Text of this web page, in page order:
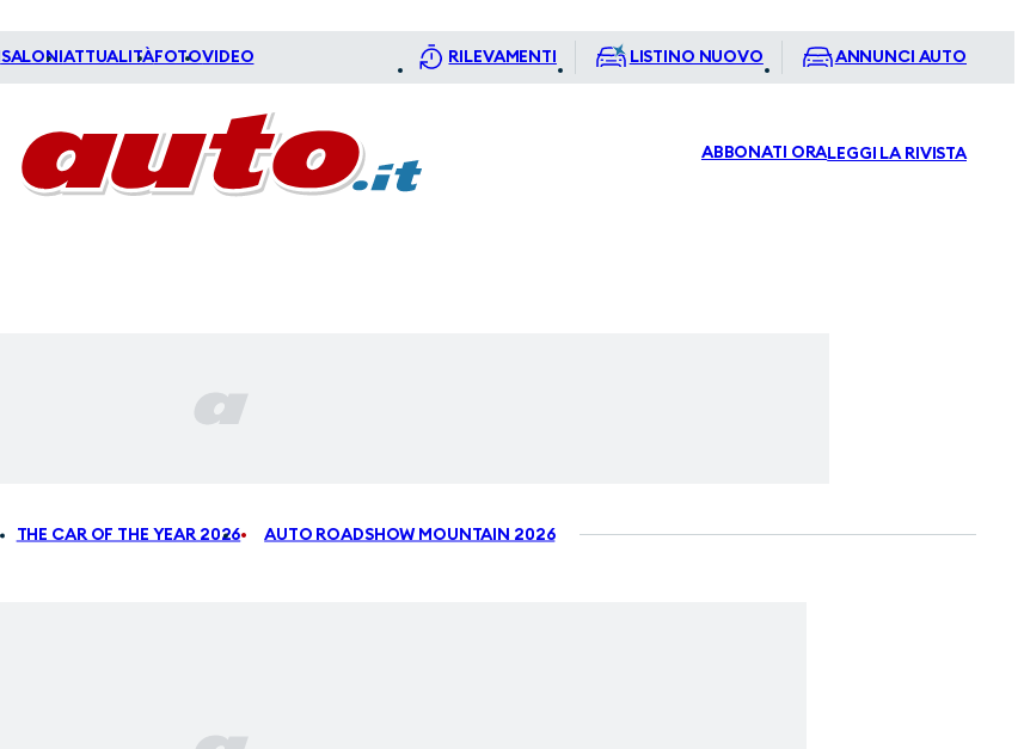
SALONI ATTUALITÀFOTOVIDEO RILEVAMENTI LISTINO NUOVO ANNUNCI AUTO
ABBONATI ORALEGGI LA RIVISTA
THE CAR OF THE YEAR 2026 AUTO ROADSHOW MOUNTAIN 2026